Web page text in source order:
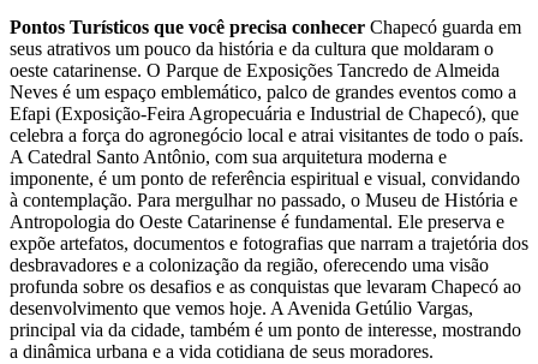
Pontos Turísticos que você precisa conhecer Chapecó guarda em
seus atrativos um pouco da história e da cultura que moldaram o
oeste catarinense. O Parque de Exposições Tancredo de Almeida
Neves é um espaço emblemático, palco de grandes eventos como a
Efapi (Exposição-Feira Agropecuária e Industrial de Chapecó), que
celebra a força do agronegócio local e atrai visitantes de todo o país.
A Catedral Santo Antônio, com sua arquitetura moderna e
imponente, é um ponto de referência espiritual e visual, convidando
à contemplação. Para mergulhar no passado, o Museu de História e
Antropologia do Oeste Catarinense é fundamental. Ele preserva e
expõe artefatos, documentos e fotografias que narram a trajetória dos
desbravadores e a colonização da região, oferecendo uma visão
profunda sobre os desafios e as conquistas que levaram Chapecó ao
desenvolvimento que vemos hoje. A Avenida Getúlio Vargas,
principal via da cidade, também é um ponto de interesse, mostrando
a dinâmica urbana e a vida cotidiana de seus moradores.